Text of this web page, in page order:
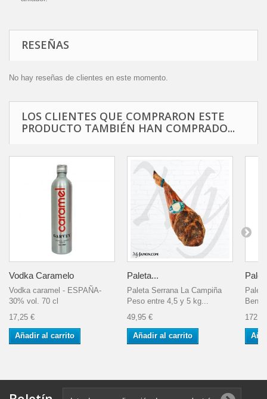
RESEÑAS
No hay reseñas de clientes en este momento.
LOS CLIENTES QUE COMPRARON ESTE
PRODUCTO TAMBIÉN HAN COMPRADO...
Vodka Caramelo
Vodka caramel - ESPAÑA-
30% vol. 70 cl
17,25 €
Añadir al carrito
Paleta...
Paleta Serrana La Campiña
Peso entre 4,5 y 5 kg...
49,95 €
Añadir al carrito